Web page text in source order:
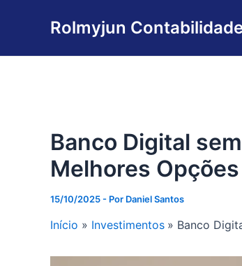
Rolmyjun
Banco Digital
Melhores
15/10/2025- Por Daniel Santos
Início Investimentos Banco